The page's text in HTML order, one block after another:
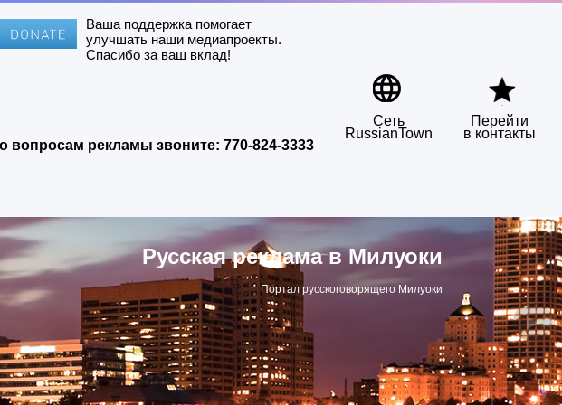
Ваша поддержка помогает
улучшать наши медиапроекты.
Спасибо за ваш вклад!
вопросам рекламы звоните: 770-824-3333
Сеть
RussianTown
Перейти
в контакты
Русская реклама в Милуоки
Портал русскоговорящего Милуоки
▶